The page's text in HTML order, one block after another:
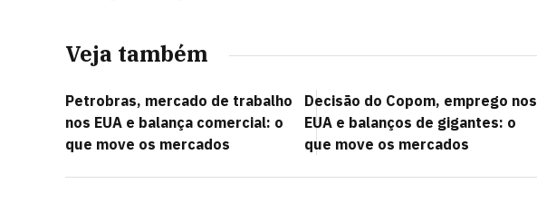
Veja também
Petrobras, mercado de trabalho
nos EUA e balança comercial: o
que move os mercados
Decisão do Copom, emprego nos
EUA e balanços de gigantes: o
que move os mercados